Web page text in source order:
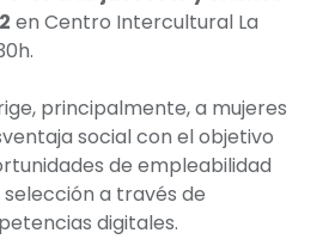
en Centro Intercultural La
principalmente, a mujeres
social con el objetivo
de empleabilidad
a través de
digitales.